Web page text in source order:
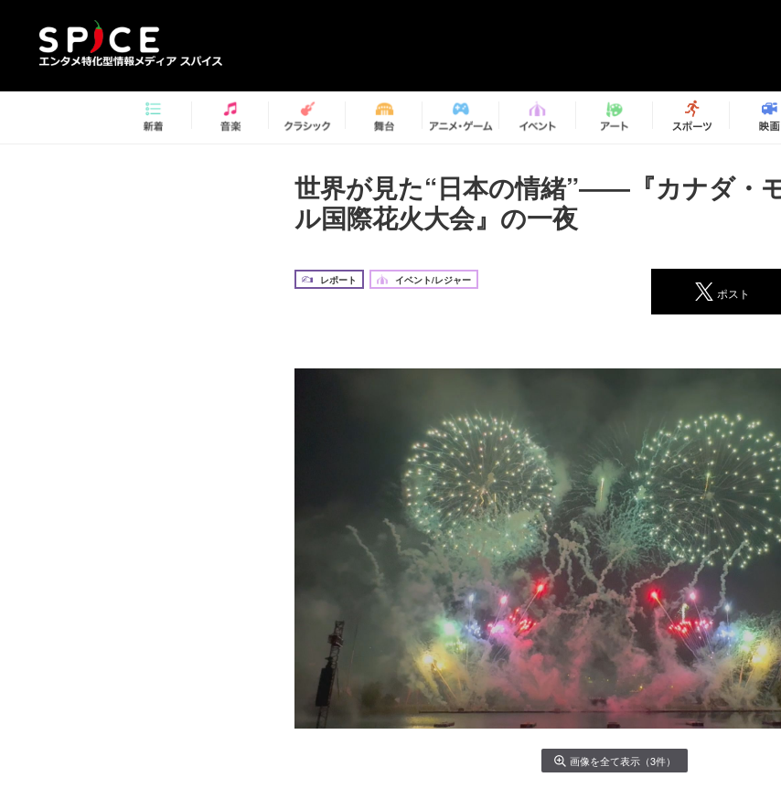
世界が見た“日本の情緒”――『カナダ・
ル国際花火大会』の一夜
レポート イベント/レジャー
ポスト
画像を全て表示（3件）